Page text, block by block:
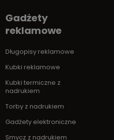
Gadżety
reklamowe
Długopisy reklamowe
Kubki reklamowe
Kubki termiczne z
nadrukiem
Torby z nadrukiem
Gadżety elektroniczne
Smycz z nadrukiem